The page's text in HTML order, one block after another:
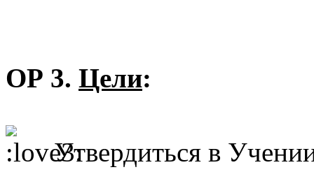
ОР 3. Цели:
Утвердиться в